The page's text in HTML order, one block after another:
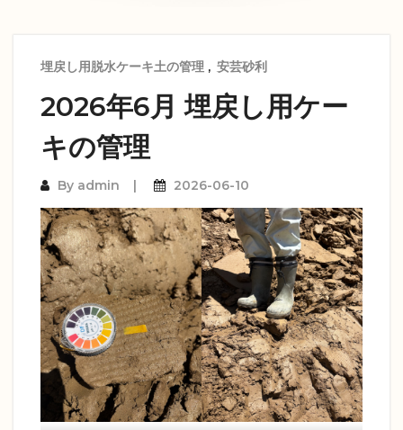
埋戻し用脱水ケーキ土の管理 , 安芸砂利
2026年6月 埋戻し用ケー
キの管理
By admin 2026-06-10